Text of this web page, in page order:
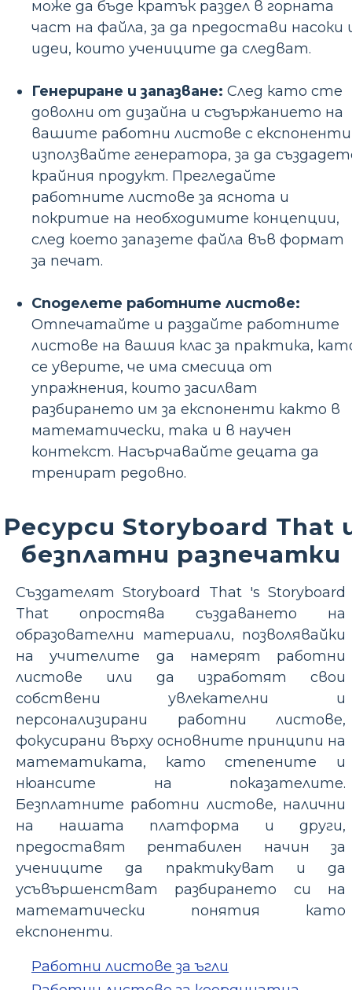
може да бъде кратък раздел в горната
част на файла, за да предостави насоки
идеи, които учениците да следват.
Генериране и запазване: След като сте
доволни от дизайна и съдържанието на
вашите работни листове с
използвайте генератора, за да
крайния продукт. Прегледайте
работните листове за яснота и
покритие на необходимите концепции,
след което запазете файла във формат
за печат.
Споделете работните листове:
Отпечатайте и раздайте работните
листове на вашия клас за практика,
се уверите, че има смесица от
упражнения, които засилват
разбирането им за експоненти както в
математически, така и в научен
контекст. Насърчавайте децата да
тренират редовно.
Ресурси Storyboard That
безплатни разпечатки
Създателят Storyboard That 's Storyboard
That опростява създаването на
образователни материали, позволявайки
на учителите да намерят работни
листове или да изработят свои
собствени увлекателни и
персонализирани работни листове,
фокусирани върху основните принципи на
математиката, като степените и
нюансите на показателите.
Безплатните работни листове, налични
на нашата платформа и други,
предоставят рентабилен начин за
учениците да практикуват и да
усъвършенстват разбирането си на
математически понятия като
експоненти.
Работни листове за ъгли